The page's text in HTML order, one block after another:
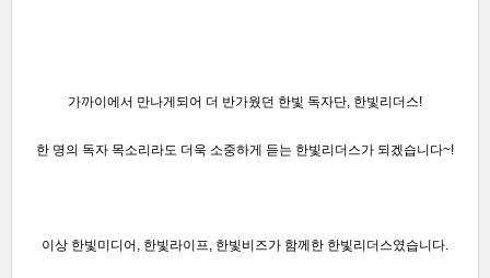
가까이에서 만나게되어 더 반가웠던 한빛 독자단, 한빛리더스!
한 명의 독자 목소리라도 더욱 소중하게 듣는 한빛리더스가 되겠습니다~!
이상 한빛미디어, 한빛라이프, 한빛비즈가 함께한 한빛리더스였습니다.